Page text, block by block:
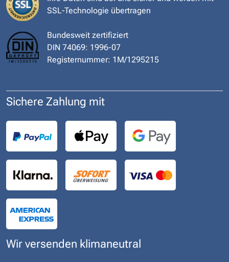
SSL-Technologie übertragen
Bundesweit zertifiziert
DIN 74069: 1996-07
Registernummer: 1M/1295215
Sichere Zahlung mit
Wir versenden klimaneutral